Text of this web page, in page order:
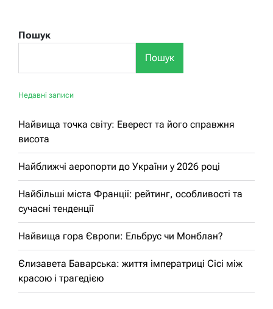
Пошук
Пошук
Недавні записи
Найвища точка світу: Еверест та його справжня
висота
Найближчі аеропорти до України у 2026 році
Найбільші міста Франції: рейтинг, особливості та
сучасні тенденції
Найвища гора Європи: Ельбрус чи Монблан?
Єлизавета Баварська: життя імператриці Сісі між
красою і трагедією